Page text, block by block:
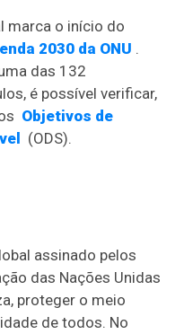
marca o início do
2030 da ONU .
das 132
é possível verificar,
Objetivos de
(ODS).
assinado pelos
das Nações Unidas
proteger o meio
de todos. No